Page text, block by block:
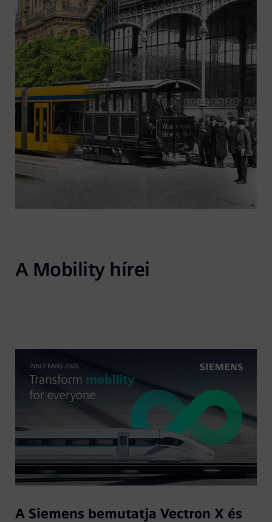
A Mobility hírei
A Siemens bemutatja Vectron X és